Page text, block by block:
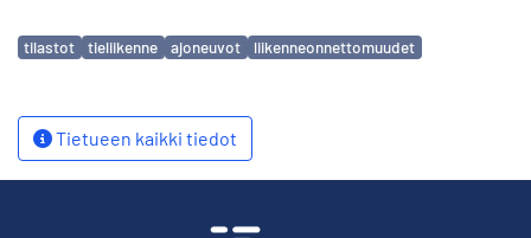
Avainsanat
tilastot tieliikenne ajoneuvot liikenneonnettomuudet
Tietueen kaikki tiedot